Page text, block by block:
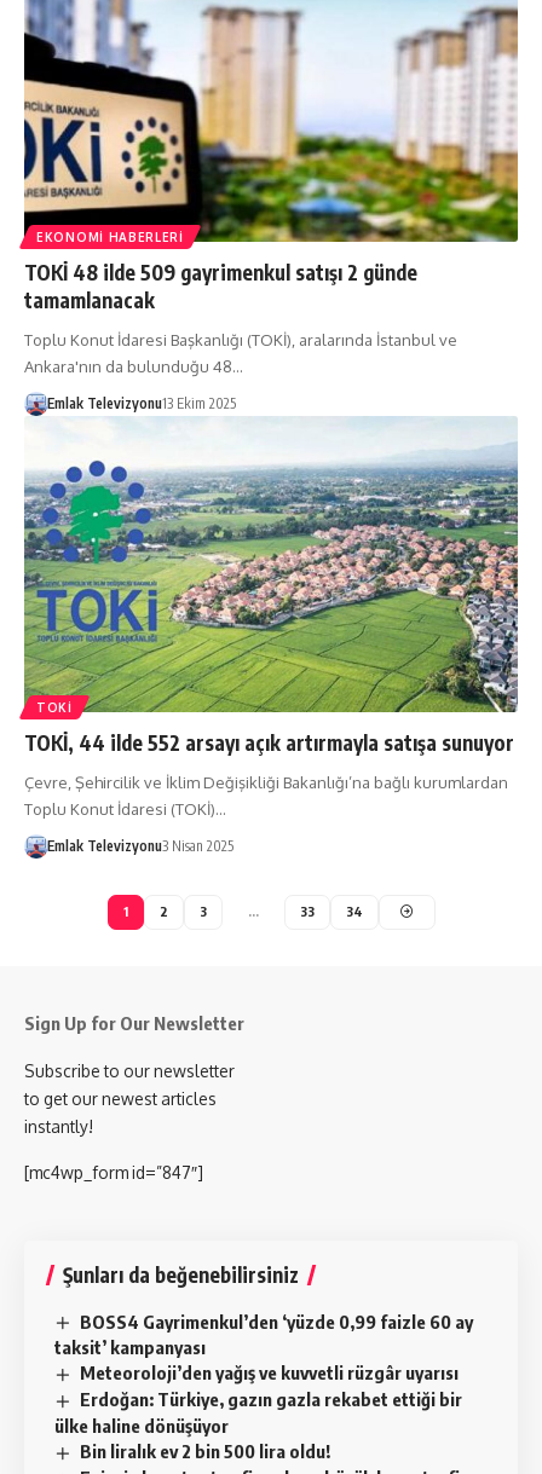
EKONOMI HABERLERI
TOKİ 48 ilde 509 gayrimenkul satışı 2 günde
tamamlanacak
Toplu Konut İdaresi Başkanlığı (TOKİ), aralarında İstanbul ve
Ankara'nın da bulunduğu 48…
Emlak Televizyonu13 Ekim 2025
TOKİ
TOKİ, 44 ilde 552 arsayı açık artırmayla satışa sunuyor
Çevre, Şehircilik ve İklim Değişikliği Bakanlığı’na bağlı kurumlardan
Toplu Konut İdaresi (TOKİ)…
Emlak Televizyonu3 Nisan 2025
1 2 3 … 33 34
Sign Up for Our Newsletter
Subscribe to our newsletter
to get our newest articles
instantly!
[mc4wp_form id=”847″]
Şunları da beğenebilirsiniz
BOSS4 Gayrimenkul’den ‘yüzde 0,99 faizle 60 ay
taksit’ kampanyası
Meteoroloji’den yağış ve kuvvetli rüzgâr uyarısı
Erdoğan: Türkiye, gazın gazla rekabet ettiği bir
ülke haline dönüşüyor
Bin liralık ev 2 bin 500 lira oldu!